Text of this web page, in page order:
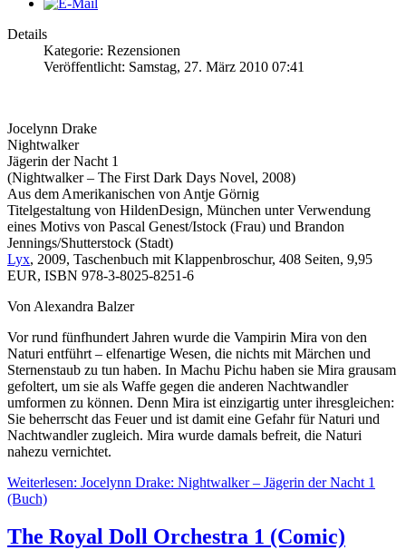
Details
Kategorie: Rezensionen
Veröffentlicht: Samstag, 27. März 2010 07:41
Jocelynn Drake
Nightwalker
Jägerin der Nacht 1
(Nightwalker – The First Dark Days Novel, 2008)
Aus dem Amerikanischen von Antje Görnig
Titelgestaltung von HildenDesign, München unter Verwendung
eines Motivs von Pascal Genest/Istock (Frau) und Brandon
Jennings/Shutterstock (Stadt)
Lyx, 2009, Taschenbuch mit Klappenbroschur, 408 Seiten, 9,95
EUR, ISBN 978-3-8025-8251-6
Von Alexandra Balzer
Vor rund fünfhundert Jahren wurde die Vampirin Mira von den
Naturi entführt – elfenartige Wesen, die nichts mit Märchen und
Sternenstaub zu tun haben. In Machu Pichu haben sie Mira grausam
gefoltert, um sie als Waffe gegen die anderen Nachtwandler
umformen zu können. Denn Mira ist einzigartig unter ihresgleichen:
Sie beherrscht das Feuer und ist damit eine Gefahr für Naturi und
Nachtwandler zugleich. Mira wurde damals befreit, die Naturi
nahezu vernichtet.
Weiterlesen: Jocelynn Drake: Nightwalker – Jägerin der Nacht 1
(Buch)
The Royal Doll Orchestra 1 (Comic)